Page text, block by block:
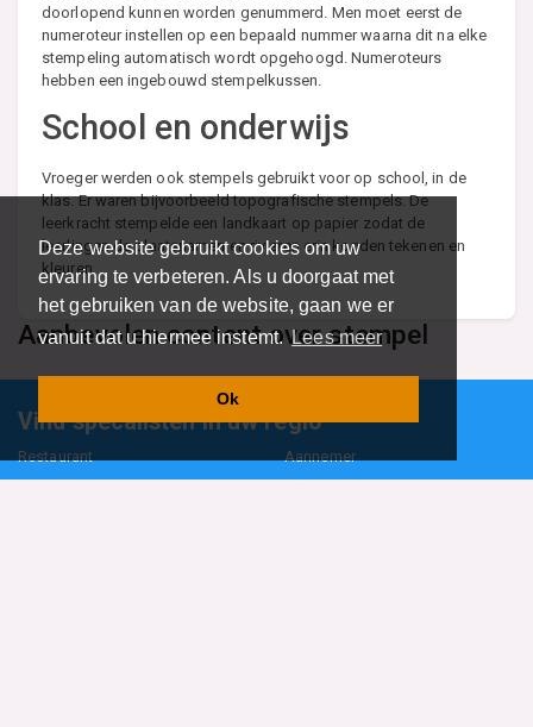
Deze website gebruikt cookies om uw
ervaring te verbeteren. Als u doorgaat met
het gebruiken van de website, gaan we er
vanuit dat u hiermee instemt.Lees meer
Ok
doorlopend kunnen worden genummerd. Men moet eerst de
numeroteur instellen op een bepaald nummer waarna dit na elke
stempeling automatisch wordt opgehoogd. Numeroteurs
hebben een ingebouwd stempelkussen.
School en onderwijs
Vroeger werden ook stempels gebruikt voor op school, in de
klas. Er waren bijvoorbeeld topografische stempels. De
leerkracht stempelde een landkaart op papier zodat de
leerlingen de plaatsnamen en rivieren erin konden tekenen en
kleuren.
Aanbevolen content over stempel
Vind specalisten in uw regio
Restaurant Aannemer